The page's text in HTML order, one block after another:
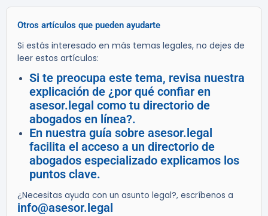
Otros artículos que pueden ayudarte
Si estás interesado en más temas legales, no dejes de
leer estos artículos:
Si te preocupa este tema, revisa nuestra
explicación de ¿por qué confiar en
asesor.legal como tu directorio de
abogados en línea?.
En nuestra guía sobre asesor.legal
facilita el acceso a un directorio de
abogados especializado explicamos los
puntos clave.
¿Necesitas ayuda con un asunto legal?, escríbenos a
info@asesor.legal